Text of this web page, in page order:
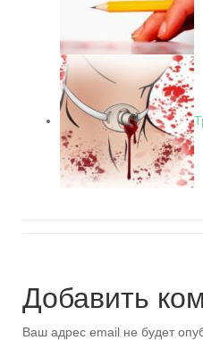
Добавить
Ваш адрес email не будет